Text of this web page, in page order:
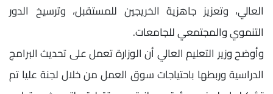
العالي، وتعزيز جاهزية الخريجين للمستقبل، وترسيخ الدور
التنموي والمجتمعي للجامعات.
وأوضح وزير التعليم العالي أن الوزارة تعمل على تحديث البرامج
الدراسية وربطها باحتياجات سوق العمل من خلال لجنة عليا تم